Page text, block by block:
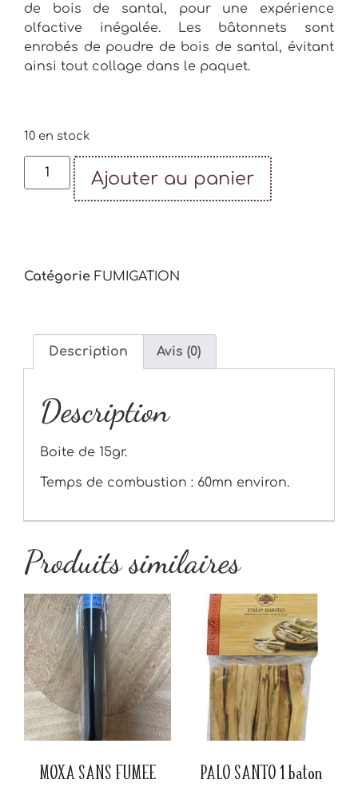
de bois de santal, pour une expérience
olfactive inégalée. Les bâtonnets sont
enrobés de poudre de bois de santal, évitant
ainsi tout collage dans le paquet.
10 en stock
Ajouter au panier
Catégorie FUMIGATION
Description Avis (0)
Description
Boite de 15gr.
Temps de combustion : 60mn environ.
Produits similaires
MOXA SANS FUMEE PALO SANTO 1 baton